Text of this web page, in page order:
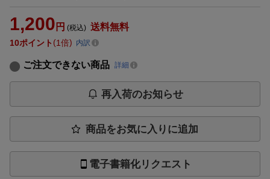
1,200 円 (税込) 送料無料
10ポイント 1倍 内訳
ご注文できない商品 詳細
再入荷のお知らせ
商品をお気に入りに追加
電子書籍化リクエスト